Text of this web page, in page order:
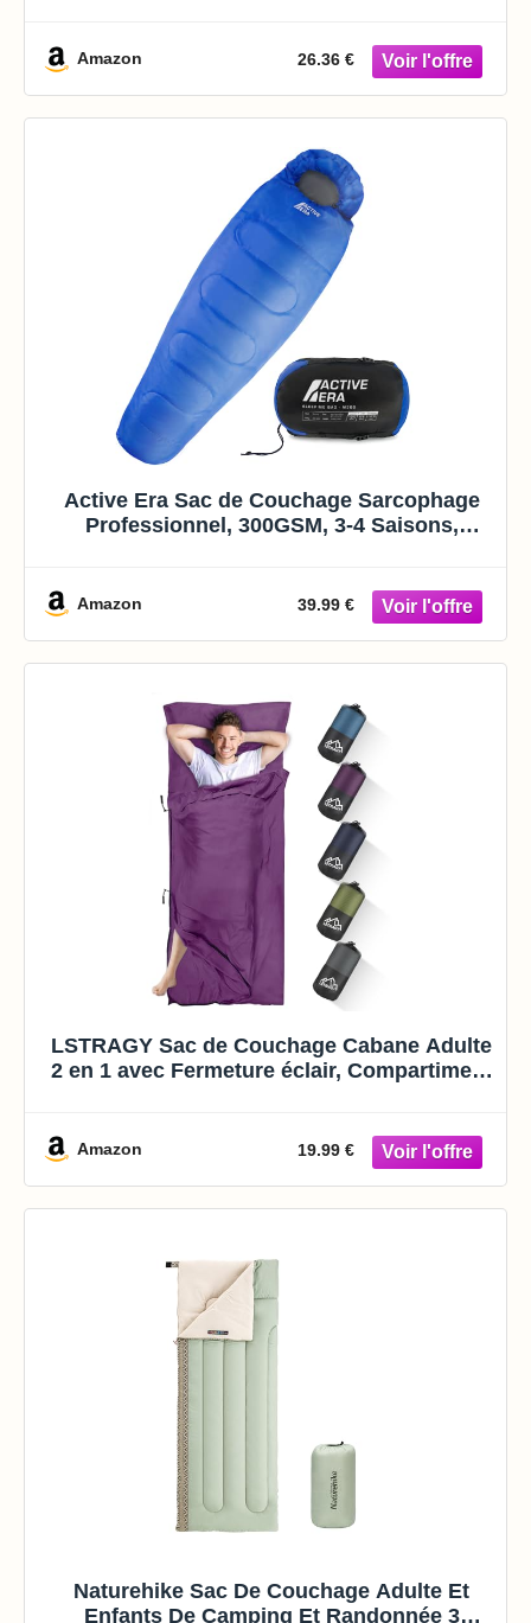
Amazon 26.36 €
Active Era Sac de Couchage Sarcophage
Professionnel, 300GSM, 3-4 Saisons,
Extérieur, avec Capuche, Cordon de
Amazon 39.99 €
LSTRAGY Sac de Couchage Cabane Adulte
2 en 1 avec Fermeture éclair, Compartiment
(Violet
Amazon 19.99 €
Naturehike Sac De Couchage Adulte Et
Enfants De Camping Et Randonnée 3